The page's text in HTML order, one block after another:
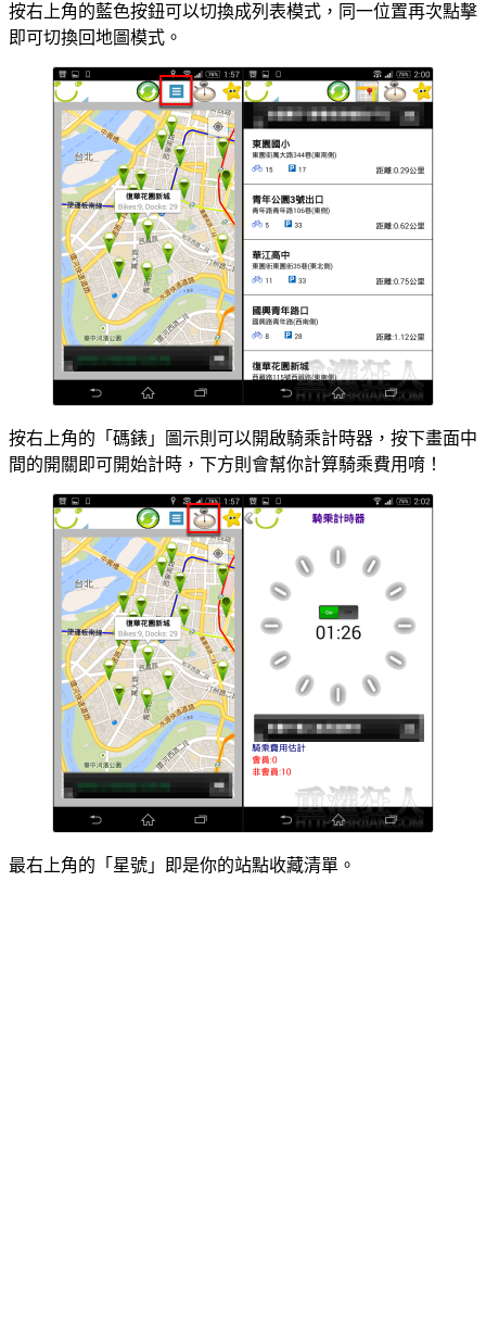
按右上角的藍色按鈕可以切換成列表模式，同一位置再次點擊
即可切換回地圖模式。
按右上角的「碼錶」圖示則可以開啟騎乘計時器，按下畫面中
間的開關即可開始計時，下方則會幫你計算騎乘費用唷！
最右上角的「星號」即是你的站點收藏清單。